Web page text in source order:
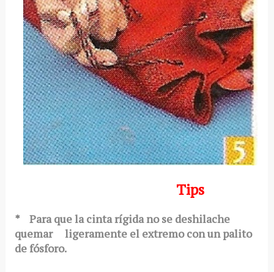
Tips
* Para que la cinta rígida no se deshilache
quemar ligeramente el extremo con un palito
de fósforo.